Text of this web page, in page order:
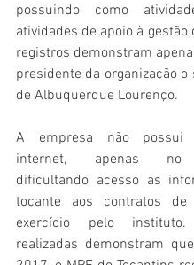
possuindo como
atividades de apoio à gestão
registros demonstram
presidente da organização o
de Albuquerque Lourenço.
A empresa não possui
internet, apenas no
dificultando acesso as
tocante aos contratos de
exercício pelo instituto.
realizadas demonstram